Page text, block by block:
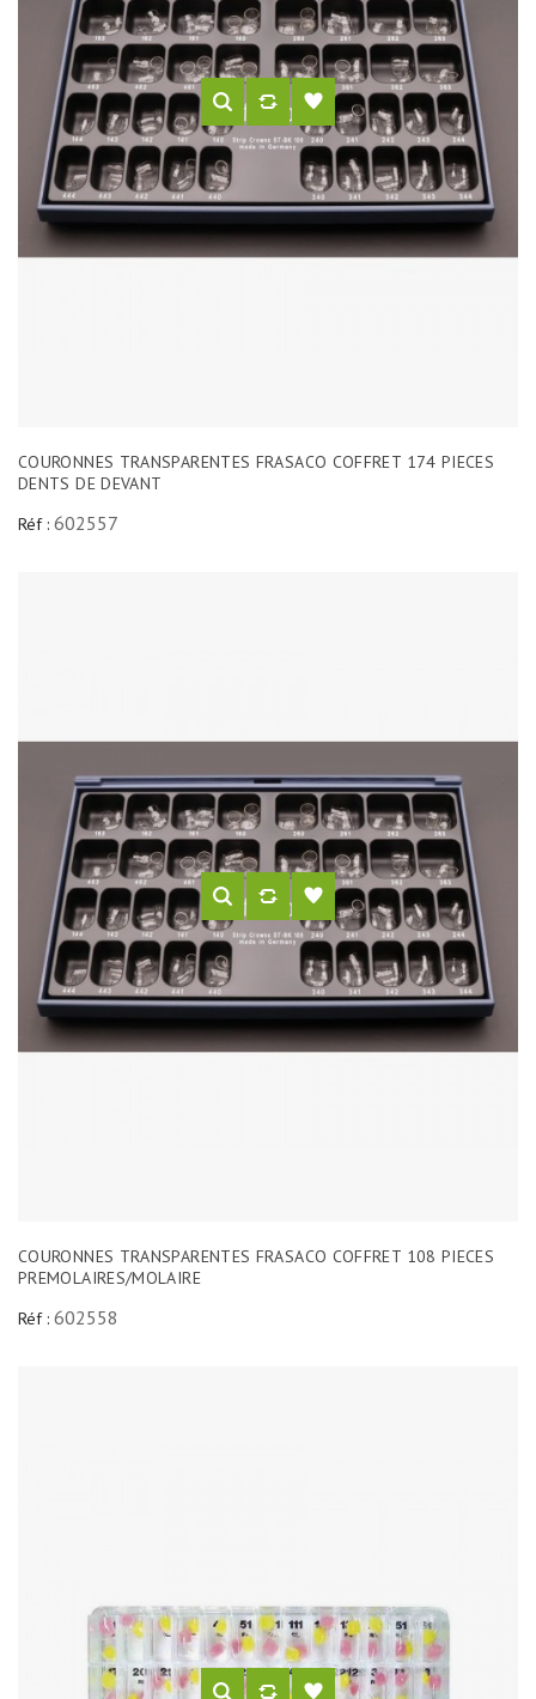
COURONNES TRANSPARENTES FRASACO COFFRET 174 PIECES
DENTS DE DEVANT
Réf : 602557
COURONNES TRANSPARENTES FRASACO COFFRET 108 PIECES
PREMOLAIRES/MOLAIRE
Réf : 602558